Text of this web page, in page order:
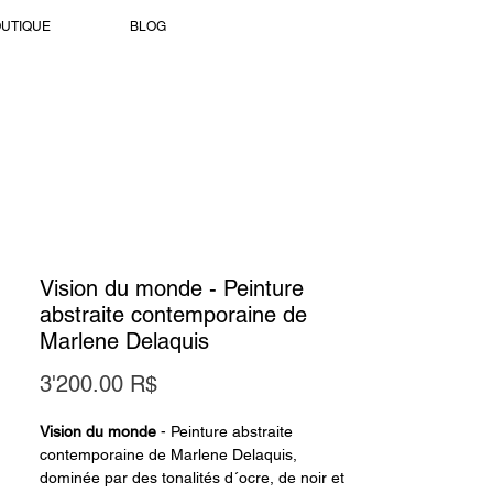
BLOG
Vision du monde - Peinture
abstraite contemporaine de
Marlene Delaquis
3'200.00 R$Prix
Vision du monde - Peinture abstraite
contemporaine de Marlene Delaquis,
dominée par des tonalités d´ocre, de noir et